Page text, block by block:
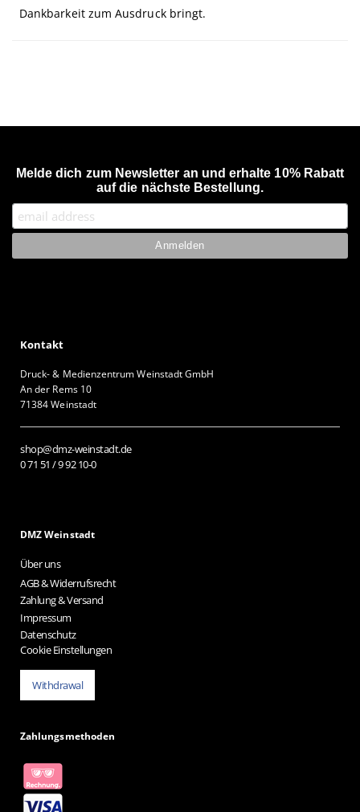
Dankbarkeit zum Ausdruck bringt.
Melde dich zum Newsletter an und erhalte 10% Rabatt
auf die nächste Bestellung.
Kontakt
Druck- & Medienzentrum Weinstadt GmbH
An der Rems 10
71384 Weinstadt
shop@dmz-weinstadt.de
0 71 51 / 9 92 10-0
DMZ Weinstadt
Über uns
AGB & Widerrufsrecht
Zahlung & Versand
Impressum
Datenschutz
Cookie Einstellungen
Withdrawal
Zahlungsmethoden